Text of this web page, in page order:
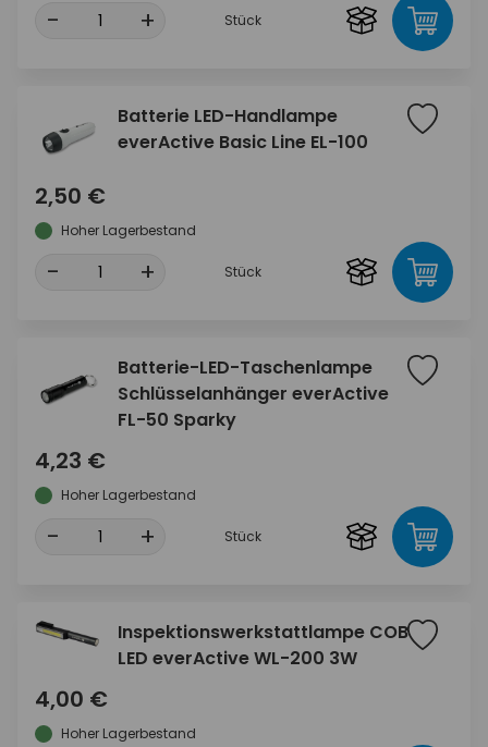
- + Stück
Batterie LED-Handlampe
everActive Basic Line EL-100
2,50 €
Hoher Lagerbestand
- + Stück
Batterie-LED-Taschenlampe
Schlüsselanhänger everActive
FL-50 Sparky
4,23 €
Hoher Lagerbestand
- + Stück
Inspektionswerkstattlampe COB
LED everActive WL-200 3W
4,00 €
Hoher Lagerbestand